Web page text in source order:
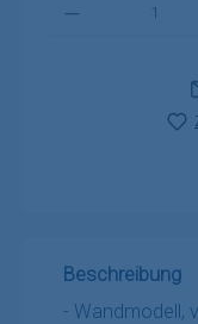
Beschreibung
- Wandmodell,